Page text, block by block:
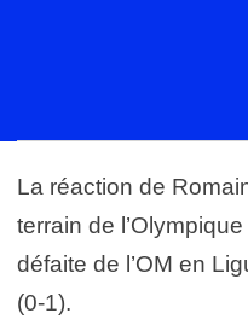
La réaction de
terrain de
défaite de l’OM en
(0-1).